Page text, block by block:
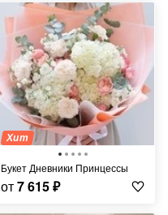
Хит
Букет Дневники Принцессы
от7 615₽